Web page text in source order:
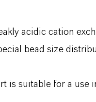
acidic cation
bead size
is suitable for a use